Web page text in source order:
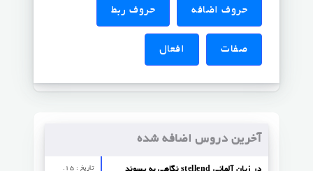
حروف اضافه حروف ربط
صفات افعال
آخرین دروس اضافه شده
تاریخ : 15.